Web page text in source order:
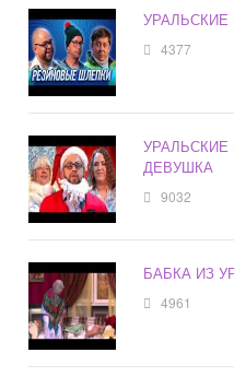
4377
ДЕВУШКА
9032
БАБКА ИЗ
4961